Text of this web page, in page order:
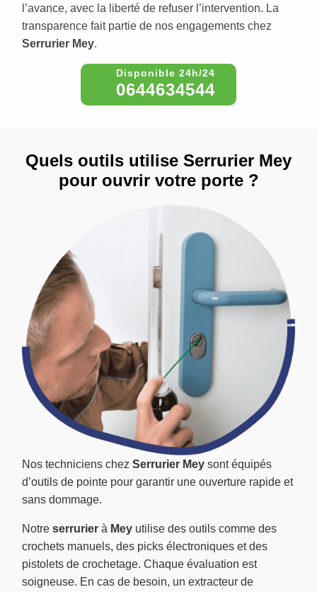
l’avance, avec la liberté de refuser l’intervention. La
transparence fait partie de nos engagements chez
Serrurier Mey.
0644634544
Nos techniciens chez Serrurier Mey sont équipés
d’outils de pointe pour garantir une ouverture rapide et
sans dommage.
Notre serrurier à Mey utilise des outils comme des
crochets manuels, des picks électroniques et des
pistolets de crochetage. Chaque évaluation est
soigneuse. En cas de besoin, un extracteur de
Quels outils utilise Serrurier Mey
pour ouvrir votre porte ?